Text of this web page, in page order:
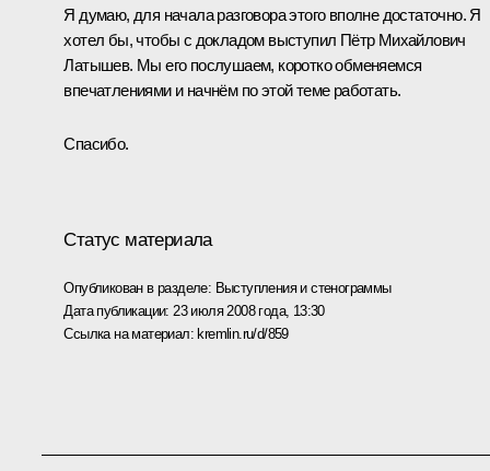
Я думаю, для начала разговора этого вполне достаточно. Я
хотел бы, чтобы с докладом выступил Пётр Михайлович
Латышев. Мы его послушаем, коротко обменяемся
впечатлениями и начнём по этой теме работать.
Спасибо.
Статус материала
Опубликован в разделе: Выступления и стенограммы
Дата публикации: 23 июля 2008 года, 13:30
Ссылка на материал:kremlin.ru/d/859